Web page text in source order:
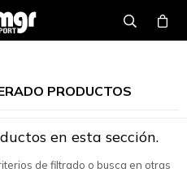
PRODUCTOS
en esta sección.
de filtrado o busca en otras